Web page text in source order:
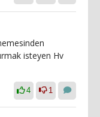
isteyen Hv
4 1